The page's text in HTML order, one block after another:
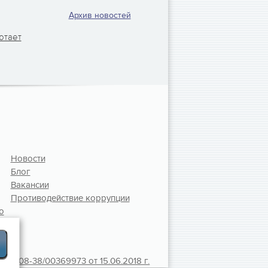
Архив новостей
Новости
Блог
Вакансии
Противодействие коррупции
38/00369973 от 15.06.2018 г.